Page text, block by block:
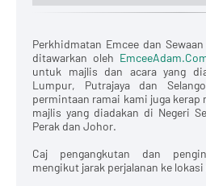
Perkhidmatan Emcee dan
ditawarkan oleh
untuk majlis dan acara yang
Lumpur, Putrajaya dan
permintaan ramai kami juga kerap
majlis yang diadakan di Negeri
Perak dan Johor.
Caj pengangkutan dan
mengikut jarak perjalanan ke